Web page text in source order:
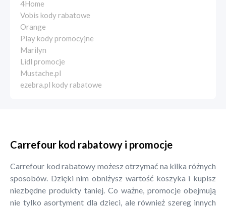
4Home
Vobis kody rabatowe
Orange
Play kody promocyjne
Marilyn
Lidl promocje
Mustache.pl
ezebra.pl kody rabatowe
Carrefour kod rabatowy i promocje
Carrefour kod rabatowy możesz otrzymać na kilka różnych
sposobów. Dzięki nim obniżysz wartość koszyka i kupisz
niezbędne produkty taniej. Co ważne, promocje obejmują
nie tylko asortyment dla dzieci, ale również szereg innych